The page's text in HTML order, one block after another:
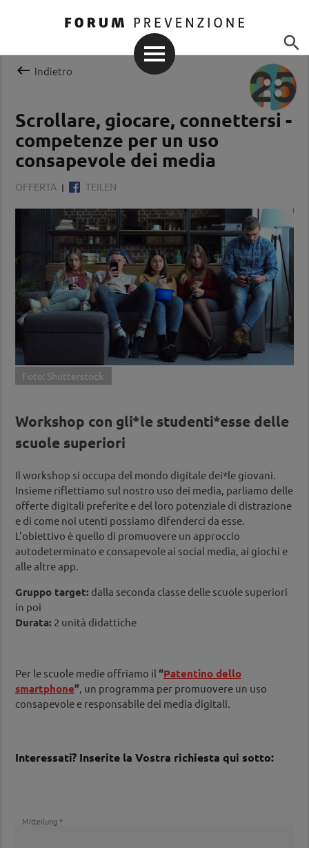

 Indietro
Scrollare, giocare, connettersi -
competenze per un uso
consapevole dei media
OFFERTA TEILEN
Foto: Shutterstock
Workshop con gli*le studenti*esse delle
scuole superiori
Il workshop si occupa del mondo digitale dei*le giovani.
Insieme riflettiamo sul nostro uso dei media, parliamo delle
offerte digitali preferite e del loro potenziale di distrazione
e di come noi utenti possiamo difenderci da esse.
L'obiettivo è quello di promuovere un approccio
autodeterminato e consapevole ai social media, ai giochi e
alle altre app.
Gruppo target: dalla seconda classe delle scuole superiori
in poi
Durata: 2 unità didattiche
Per le scuole medie offriamo il “Patentino dello
smartphone”, un programma per promuovere un uso
consapevole e responsabile dei media digitali.
Interessati? Inserite la Vostra richiesta qui sotto:
Mitteilung